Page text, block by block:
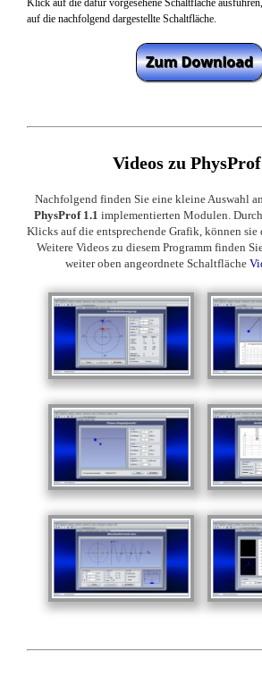
Klick auf die dafür vorgesehene Schaltfläche ausführen
auf die nachfolgend dargestellte Schaltfläche.
Videos zu PhysProf
Nachfolgend finden Sie eine kleine Auswahl an
PhysProf 1.1 implementierten Modulen.
Klicks auf die entsprechende Grafik, können sie
Weitere Videos zu diesem Programm finden
weiter oben angeordnete Schaltfläche